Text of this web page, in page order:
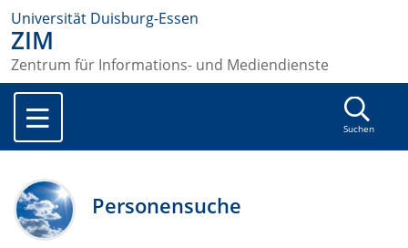
Universität Duisburg-Essen
ZIM
Zentrum für Informations- und Mediendienste
Suchen
Personensuche